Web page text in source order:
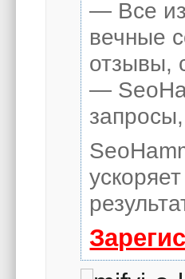
— Все
вечные
отзывы,
—